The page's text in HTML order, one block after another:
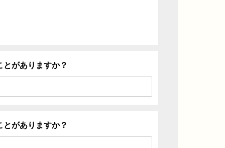
がありますか？
がありますか？